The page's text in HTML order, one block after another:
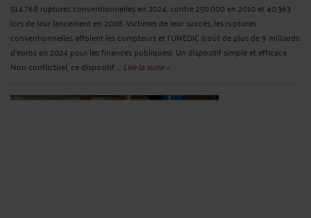
514.768 ruptures conventionnelles en 2024, contre 250.000 en 2010 et 40.363
lors de leur lancement en 2008. Victimes de leur succès, les ruptures
conventionnelles affolent les compteurs et l’UNEDIC (coût de plus de 9 milliards
d’euros en 2024 pour les finances publiques). Un dispositif simple et efficace
Non conflictuel, ce dispositif ... Lire la suite >